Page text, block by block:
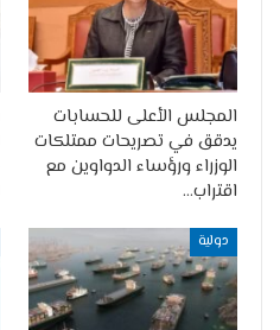
المجلس الأعلى للحسابات
يدقق في تصريحات ممتلكات
الوزراء ورؤساء الدواوين مع
اقتراب…
دولية